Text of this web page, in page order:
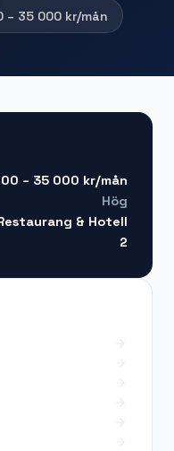
– 35 000 kr/mån
– 35 000 kr/mån
Hög
& Hotell
2